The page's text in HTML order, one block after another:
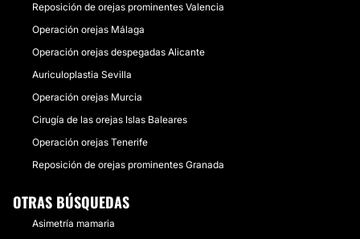
Reposición de orejas prominentes Valencia
Operación orejas Málaga
Operación orejas despegadas Alicante
Auriculoplastia Sevilla
Operación orejas Murcia
Cirugía de las orejas Islas Baleares
Operación orejas Tenerife
Reposición de orejas prominentes Granada
OTRAS BÚSQUEDAS
Asimetría mamaria